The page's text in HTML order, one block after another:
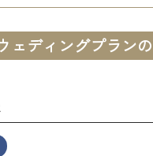
ェディングプラン